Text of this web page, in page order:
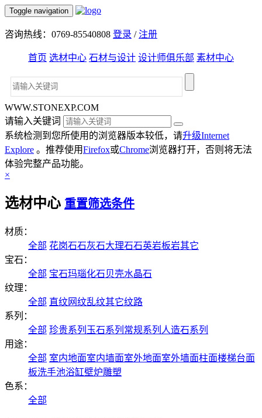
Toggle navigation
咨询热线：0769-85540808 登录 /注册
首页 选材中心 石材与设计 设计师俱乐部 素材中心
WWW.STONEXP.COM
请输入关键词
系统检测到您所使用的浏览器版本较低，请升级Internet
Explore 。推荐使用Firefox或Chrome浏览器打开，否则将无法
体验完整产品功能。
×
选材中心 重置筛选条件
材质：
全部 花岗石石灰石大理石石英岩板岩其它
宝石：
全部 宝石玛瑙化石贝壳水晶石
纹理：
全部 直纹网纹乱纹其它纹路
系列：
全部 珍贵系列 玉石系列 常规系列 人造石系列
用途：
全部 室内地面室内墙面室外地面室外墙面柱面楼梯台面
板洗手池浴缸壁炉雕塑
色系：
全部